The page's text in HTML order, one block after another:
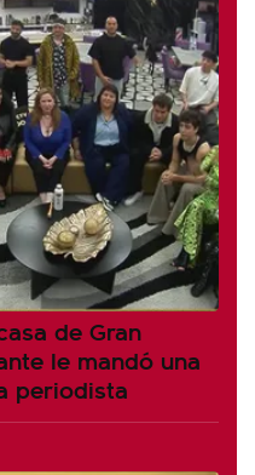
de Gran
le mandó una
periodista